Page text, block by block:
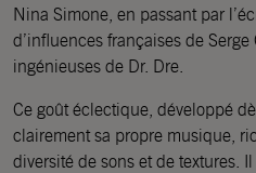
Nina Simone, en passant par
d’influences françaises de
ingénieuses de Dr. Dre.
Ce goût éclectique, développé
clairement sa propre musique,
diversité de sons et de textures.